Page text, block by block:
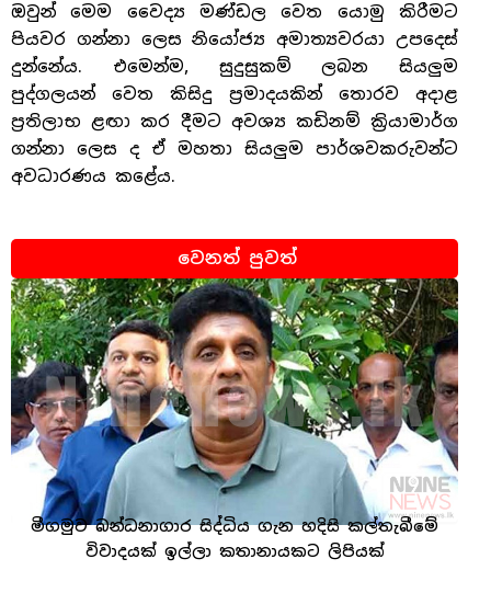
ඔවුන් මෙම වෛද්‍ය මණ්ඩල වෙත යොමු කිරීමට
පියවර ගන්නා ලෙස නියෝජ්‍ය අමාත්‍යවරයා උපදෙස්
දුන්නේය. එමෙන්ම, සුදුසුකම් ලබන සියලුම
පුද්ගලයන් වෙත කිසිදු ප්‍රමාදයකින් තොරව අදාළ
ප්‍රතිලාභ ළඟා කර දීමට අවශ්‍ය කඩිනම් ක්‍රියාමාර්ග
ගන්නා ලෙස ද ඒ මහතා සියලුම පාර්ශවකරුවන්ට
අවධාරණය කළේය.
වෙනත් පුවත්
මීගමුව බන්ධනාගාර සිද්ධිය ගැන හදිසි කල්තැබීමේ
විවාදයක් ඉල්ලා කතානායකට ලිපියක්